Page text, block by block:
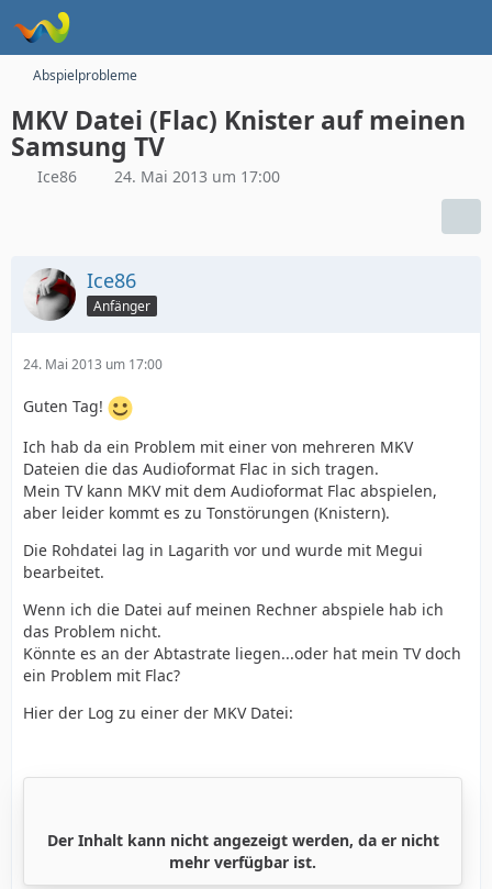
Abspielprobleme
MKV Datei (Flac) Knister auf meinen
Samsung TV
Ice86 24. Mai 2013 um 17:00
Ice86
Anfänger
24. Mai 2013 um 17:00
Guten Tag!
Ich hab da ein Problem mit einer von mehreren MKV
Dateien die das Audioformat Flac in sich tragen.
Mein TV kann MKV mit dem Audioformat Flac abspielen,
aber leider kommt es zu Tonstörungen (Knistern).
Die Rohdatei lag in Lagarith vor und wurde mit Megui
bearbeitet.
Wenn ich die Datei auf meinen Rechner abspiele hab ich
das Problem nicht.
Könnte es an der Abtastrate liegen...oder hat mein TV doch
ein Problem mit Flac?
Hier der Log zu einer der MKV Datei:
Der Inhalt kann nicht angezeigt werden, da er nicht
mehr verfügbar ist.